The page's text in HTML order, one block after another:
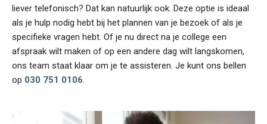
liever telefonisch? Dat kan natuurlijk ook. Deze optie is ideaal
als je hulp nodig hebt bij het plannen van je bezoek of als je
specifieke vragen hebt. Of je nu direct na je college een
afspraak wilt maken of op een andere dag wilt langskomen,
ons team staat klaar om je te assisteren. Je kunt ons bellen
op 030 751 0106.